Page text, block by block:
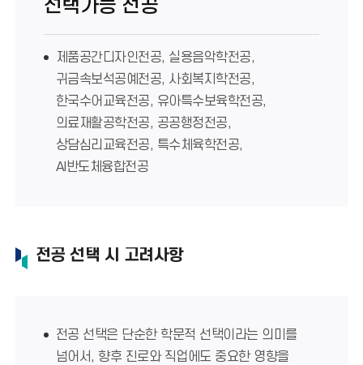
선택가능 전공
제품공간디자인전공, 실용음악학전공,
귀금속보석공예전공, 사회복지학전공,
한국수어교육전공, 유아특수보육학전공,
의료재활공학전공, 공공행정전공,
상담심리교육전공, 특수체육학전공,
AI반도체융합전공
전공 선택 시 고려사항
전공 선택은 단순한 학문적 선택이라는 의미를
넘어서, 향후 진로와 직업에도 중요한 영향을